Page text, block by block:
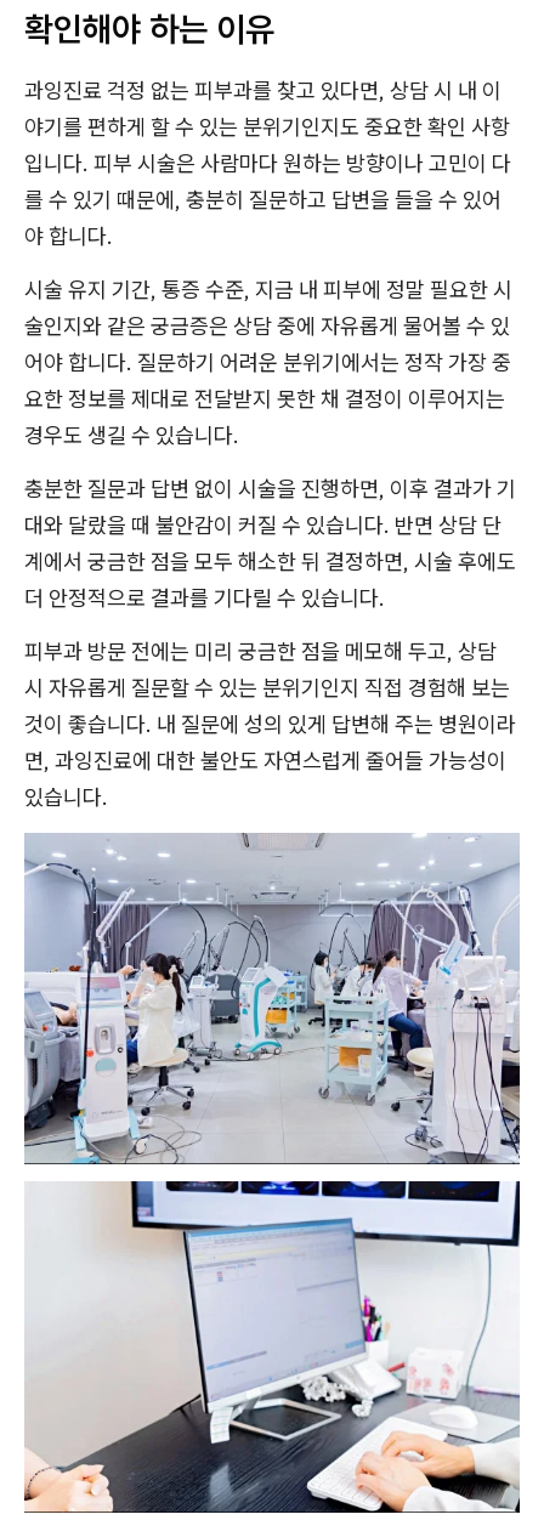
확인해야 하는 이유
과잉진료 걱정 없는 피부과를 찾고 있다면, 상담 시 내 이
야기를 편하게 할 수 있는 분위기인지도 중요한 확인 사항
입니다. 피부 시술은 사람마다 원하는 방향이나 고민이 다
를 수 있기 때문에, 충분히 질문하고 답변을 들을 수 있어
야 합니다.
시술 유지 기간, 통증 수준, 지금 내 피부에 정말 필요한 시
술인지와 같은 궁금증은 상담 중에 자유롭게 물어볼 수 있
어야 합니다. 질문하기 어려운 분위기에서는 정작 가장 중
요한 정보를 제대로 전달받지 못한 채 결정이 이루어지는
경우도 생길 수 있습니다.
충분한 질문과 답변 없이 시술을 진행하면, 이후 결과가 기
대와 달랐을 때 불안감이 커질 수 있습니다. 반면 상담 단
계에서 궁금한 점을 모두 해소한 뒤 결정하면, 시술 후에도
더 안정적으로 결과를 기다릴 수 있습니다.
피부과 방문 전에는 미리 궁금한 점을 메모해 두고, 상담
시 자유롭게 질문할 수 있는 분위기인지 직접 경험해 보는
것이 좋습니다. 내 질문에 성의 있게 답변해 주는 병원이라
면, 과잉진료에 대한 불안도 자연스럽게 줄어들 가능성이
있습니다.